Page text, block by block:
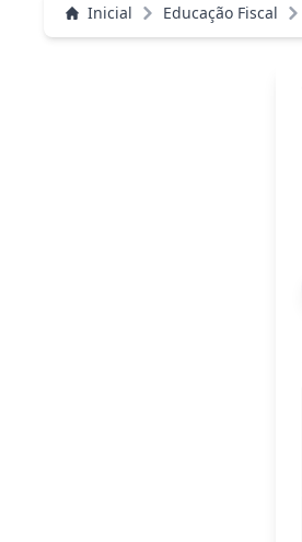
Inicial Educação Fiscal